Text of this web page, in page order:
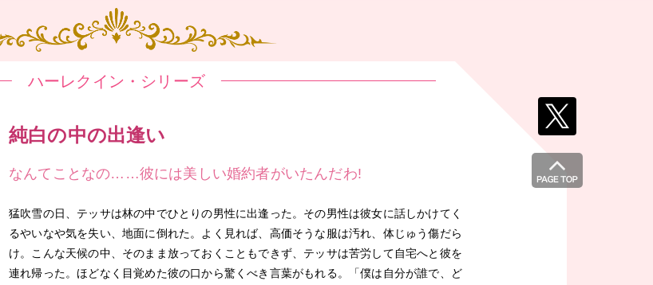
ハーレクイン・シリーズ
純白の中の出逢い
なんてことなの……彼には美しい婚約者がいたんだわ!
猛吹雪の日、テッサは林の中でひとりの男性に出逢った。その男性は彼女に話しかけてく
るやいなや気を失い、地面に倒れた。よく見れば、高価そうな服は汚れ、体じゅう傷だら
け。こんな天候の中、そのまま放っておくこともできず、テッサは苦労して自宅へと彼を
連れ帰った。ほどなく目覚めた彼の口から驚くべき言葉がもれる。「僕は自分が誰で、ど